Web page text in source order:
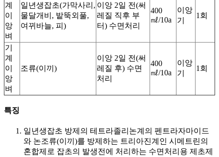
계
이
앙
벼
일년생잡초(가막사리,
물달개비, 밭뚝외풀,
여뀌바늘, 피)
이앙 2일 전(써
레질 직후 부
터) 수면처리
400
㎖/10a
이앙
기
1회
기
계
이
앙
벼
조류(이끼)
이앙 2일 전(써
레질 후) 수면
처리
400
㎖/10a
이앙
기
1회
특징
일년생잡초 방제의 테트라졸리논계의 펜트라자마이드
와 논조류(이끼)를 방제하는 트리아진계인 시메트린의
혼합제로 잡초의 발생전에 처리하는 수면처리용 제초제